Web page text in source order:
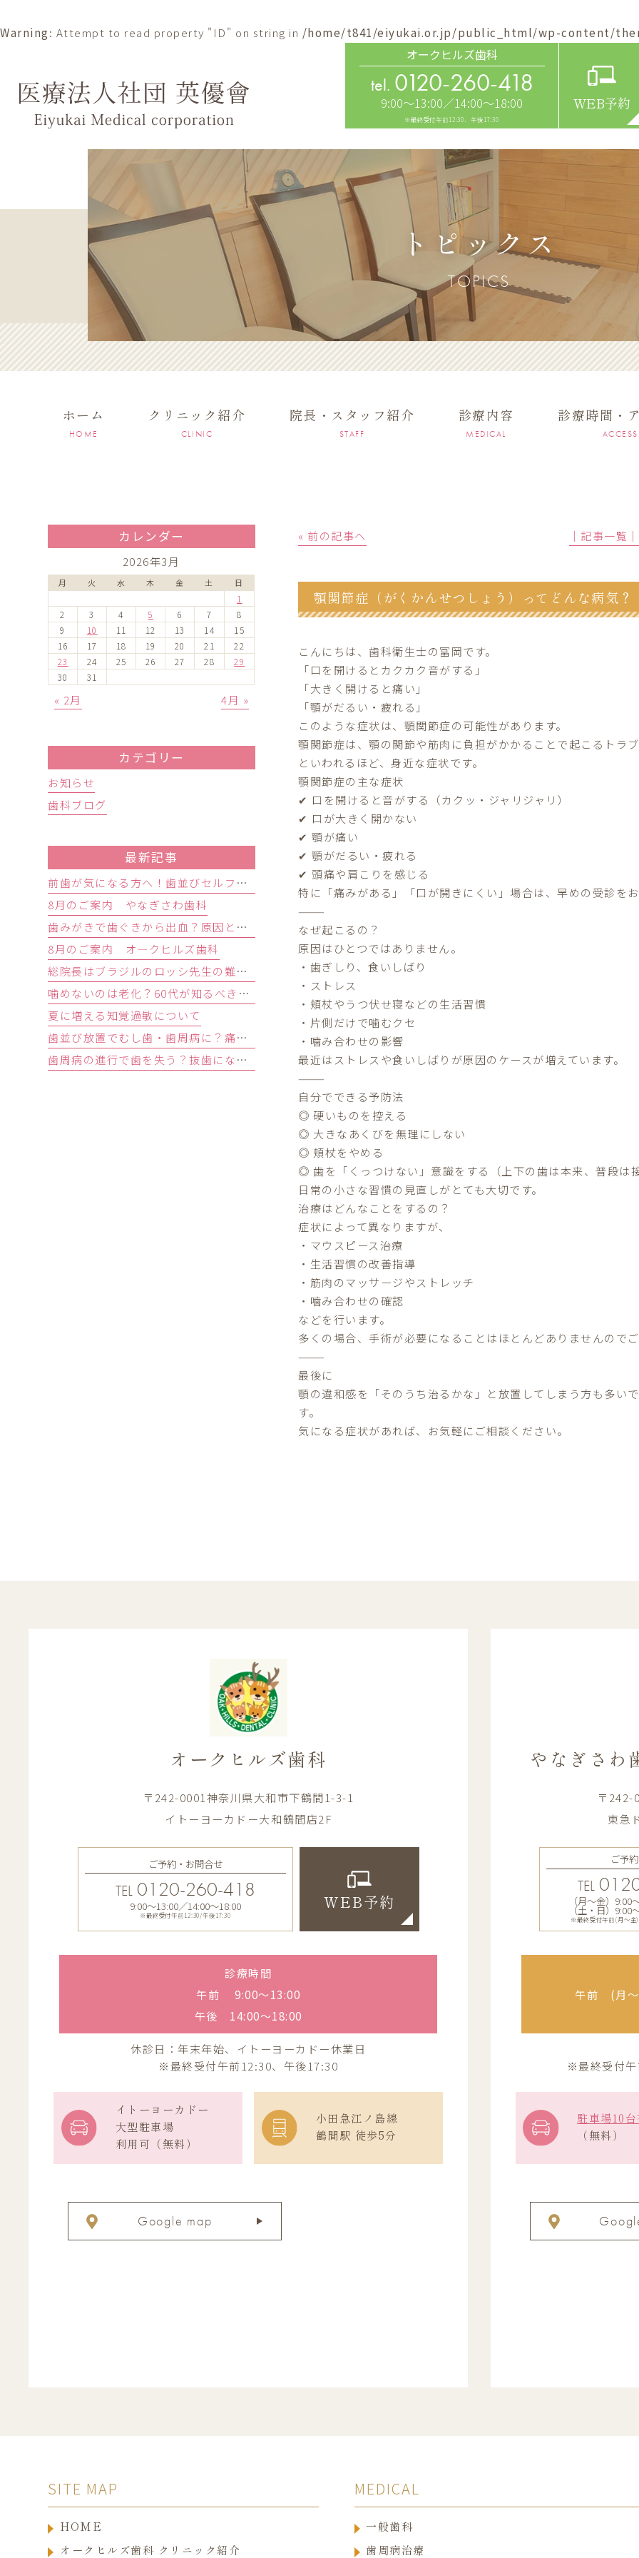
Warning: Attempt to read property "ID" on string in /home/t841/eiyukai.or.jp/public_html/wp-content/
オークヒルズ歯科
tel. 0120-260-418
9:00～13:00／14:00～18:00
※最終受付午前12:30、午後17:30
WEB予約
トピックス
TOPICS
ホーム
HOME
クリニック紹介
CLINIC
院長・スタッフ紹介
STAFF
診療内容
MEDICAL
診療時間・
ACCESS
« 前の記事へ │記事一覧│
顎関節症（がくかんせつしょう）ってどんな病気？
こんにちは、歯科衛生士の冨岡です。
「口を開けるとカクカク音がする」
「大きく開けると痛い」
「顎がだるい・疲れる」
このような症状は、顎関節症の可能性があります。
顎関節症は、顎の関節や筋肉に負担がかかることで起こるトラ
といわれるほど、身近な症状です。
顎関節症の主な症状
✔ 口を開けると音がする（カクッ・ジャリジャリ）
✔ 口が大きく開かない
✔ 顎が痛い
✔ 顎がだるい・疲れる
✔ 頭痛や肩こりを感じる
特に「痛みがある」「口が開きにくい」場合は、早めの受診をお
⸻
なぜ起こるの？
原因はひとつではありません。
・歯ぎしり、食いしばり
・ストレス
・頬杖やうつ伏せ寝などの生活習慣
・片側だけで噛むクセ
・噛み合わせの影響
最近はストレスや食いしばりが原因のケースが増えています。
⸻
自分でできる予防法
◎ 硬いものを控える
◎ 大きなあくびを無理にしない
◎ 頬杖をやめる
◎ 歯を「くっつけない」意識をする（上下の歯は本来、普段は
日常の小さな習慣の見直しがとても大切です。
治療はどんなことをするの？
症状によって異なりますが、
・マウスピース治療
・生活習慣の改善指導
・筋肉のマッサージやストレッチ
・噛み合わせの確認
などを行います。
多くの場合、手術が必要になることはほとんどありませんのでご
⸻
最後に
顎の違和感を「そのうち治るかな」と放置してしまう方も多い
す。
気になる症状があれば、お気軽にご相談ください。
カレンダー
2026年3月
月 火 水 木 金 土 日
1
2
3 4 5 6 7
8
9
10 11 12 13 14
15
16
17 18 19 20 21
22
23
24 25 26 27 28
29
30
31
« 2月 4月 »
カテゴリー
お知らせ
歯科ブログ
最新記事
前歯が気になる方へ！歯並びセルフチェックと治療が必要な目安
8月のご案内 やなぎさわ歯科
歯みがきで歯ぐきから出血？原因と歯周病の初期症状・受診目安を解説
8月のご案内 オ―クヒルズ歯科
総院長はブラジルのロッシ先生の難症例インプラントオペ研修会に参加しました。
噛めないのは老化？60代が知るべき原因と歯を残す精密治療
夏に増える知覚過敏について
歯並び放置でむし歯・歯周病に？痛みがなくても受診すべきサイン
歯周病の進行で歯を失う？抜歯になる基準と回避する3つの予防法
オークヒルズ歯科
〒242-0001神奈川県大和市下鶴間1-3-1
イトーヨーカドー大和鶴間店2F
ご予約・お問合せ
TEL 0120-260-418
9:00〜13:00／14:00〜18:00
※最終受付午前12:30/午後17:30
WEB予約
診療時間
午前 9:00〜13:00
午後 14:00〜18:00
休診日：年末年始、イトーヨーカドー休業日
※最終受付午前12:30、午後17:30
イトーヨーカドー
大型駐車場
利用可（無料）
小田急江ノ島線
鶴間駅 徒歩5分
Google map
やなぎさわ
〒242-
東急
ご予
TEL
（月〜金）9:00
（土・日）9:00
※最終受付午前(月～金
午前 (月〜
※最終受付
駐車場10台
（無料）
SITE MAP
HOME
オークヒルズ歯科 クリニック紹介
MEDICAL
一般歯科
歯周病治療